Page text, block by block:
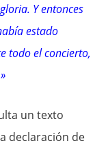
Y entonces
estado
todo el concierto,
un texto
declaración de